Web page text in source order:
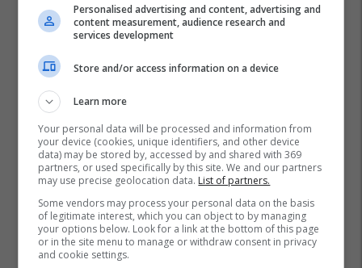
Personalised advertising and content, advertising and
content measurement, audience research and
services development
Store and/or access information on a device
Learn more
Your personal data will be processed and information from
your device (cookies, unique identifiers, and other device
data) may be stored by, accessed by and shared with 369
partners, or used specifically by this site. We and our partners
may use precise geolocation data. List of partners.
Some vendors may process your personal data on the basis
of legitimate interest, which you can object to by managing
your options below. Look for a link at the bottom of this page
or in the site menu to manage or withdraw consent in privacy
and cookie settings.